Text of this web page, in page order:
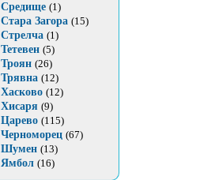
Средище (1)
Стара Загора (15)
Стрелча (1)
Тетевен (5)
Троян (26)
Трявна (12)
Хасково (12)
Хисаря (9)
Царево (115)
Черноморец (67)
Шумен (13)
Ямбол (16)